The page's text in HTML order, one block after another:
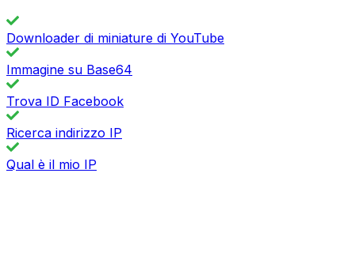
Downloader di miniature di YouTube
Immagine su Base64
Trova ID Facebook
Ricerca indirizzo IP
Qual è il mio IP